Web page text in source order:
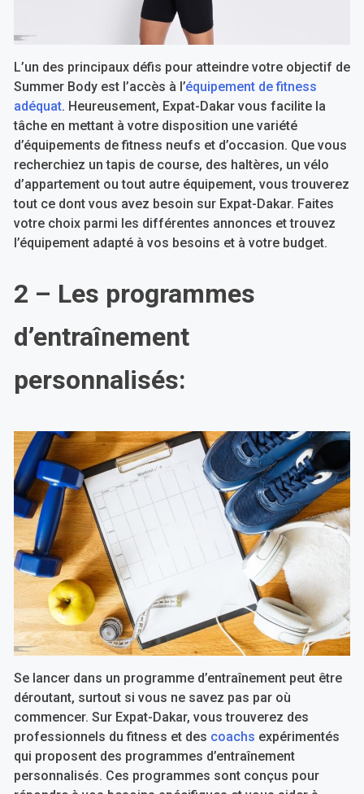
L’un des principaux défis pour atteindre votre objectif de
Summer Body est l’accès à l’équipement de fitness
adéquat. Heureusement, Expat-Dakar vous facilite la
tâche en mettant à votre disposition une variété
d’équipements de fitness neufs et d’occasion. Que vous
recherchiez un tapis de course, des haltères, un vélo
d’appartement ou tout autre équipement, vous trouverez
tout ce dont vous avez besoin sur Expat-Dakar. Faites
votre choix parmi les différentes annonces et trouvez
l’équipement adapté à vos besoins et à votre budget.
2 – Les programmes
d’entraînement
personnalisés:
Se lancer dans un programme d’entraînement peut être
déroutant, surtout si vous ne savez pas par où
commencer. Sur Expat-Dakar, vous trouverez des
professionnels du fitness et des coachs expérimentés
qui proposent des programmes d’entraînement
personnalisés. Ces programmes sont conçus pour